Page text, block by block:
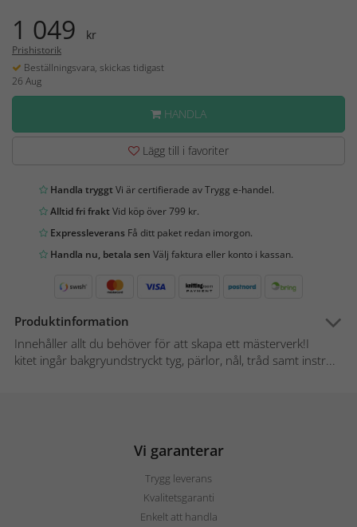
1 049 kr
Prishistorik
Beställningsvara, skickas tidigast
26 Aug
HANDLA
Lägg till i favoriter
Handla tryggtVi är certifierade av Trygg e-handel.
Alltid fri fraktVid köp över 799 kr.
Expressleverans Få ditt paket redan imorgon.
Handla nu, betala sen Välj faktura eller konto i kassan.
Produktinformation
Innehåller allt du behöver för att skapa ett mästerverk!I
kitet ingår bakgryundstryckt tyg, pärlor, nål, tråd samt instr...
Vi garanterar
Trygg leverans
Kvalitetsgaranti
Enkelt att handla